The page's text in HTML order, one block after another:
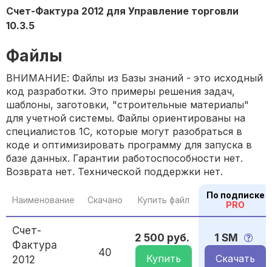
Счет-Фактура 2012 для Управление торговли
10.3.5
Файлы
ВНИМАНИЕ: Файлы из Базы знаний - это исходный
код разработки. Это примеры решения задач,
шаблоны, заготовки, "строительные материалы"
для учетной системы. Файлы ориентированы на
специалистов 1С, которые могут разобраться в
коде и оптимизировать программу для запуска в
базе данных. Гарантии работоспособности нет.
Возврата нет. Технической поддержки нет.
Наименование Скачано Купить файл
По подписке
PRO
Счет-
Фактура
2012
40
2 500 руб.
Купить
1 SM
Скачать